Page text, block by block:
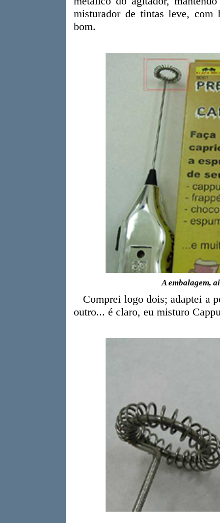
misturador de tintas leve,
bom.
A embalagem,
Comprei logo dois; adaptei a
outro... é claro, eu misturo